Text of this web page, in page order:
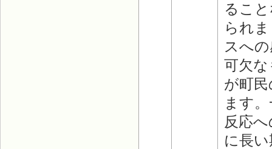
るこ
られ
スへ
可欠
が町
ます
反応
に長